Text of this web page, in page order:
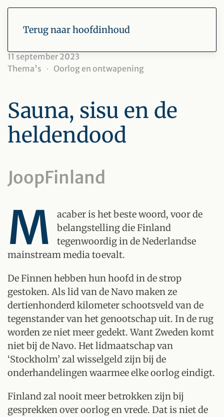
Terug naar hoofdinhoud
11 september 2023
Thema's
Oorlog en ontwapening
Sauna, sisu en de
heldendood
JoopFinland
M
acaber is het beste woord, voor de
belangstelling die Finland
tegenwoordig in de Nederlandse
mainstream media toevalt.
De Finnen hebben hun hoofd in de strop
gestoken. Als lid van de Navo maken ze
dertienhonderd kilometer schootsveld van de
tegenstander van het genootschap uit. In de rug
worden ze niet meer gedekt. Want Zweden komt
niet bij de Navo. Het lidmaatschap van
‘Stockholm’ zal wisselgeld zijn bij de
onderhandelingen waarmee elke oorlog eindigt.
Finland zal nooit meer betrokken zijn bij
gesprekken over oorlog en vrede. Dat is niet de